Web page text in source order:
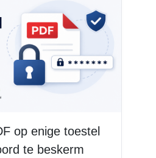
op enige toestel
te beskerm